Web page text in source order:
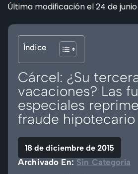
Última modificación el 24 de
Índice
Cárcel: ¿Su
vacaciones? Las
especiales
fraude
18 de diciembre de 2015
Archivado En: Sin Categoría